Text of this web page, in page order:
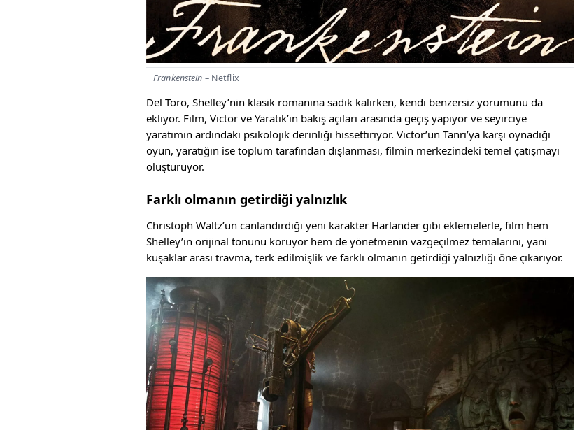
Frankenstein – Netflix
Del Toro, Shelley’nin klasik romanına sadık kalırken, kendi benzersiz yorumunu da
ekliyor. Film, Victor ve Yaratık’ın bakış açıları arasında geçiş yapıyor ve seyirciye
yaratımın ardındaki psikolojik derinliği hissettiriyor. Victor’un Tanrı’ya karşı oynadığı
oyun, yaratığın ise toplum tarafından dışlanması, filmin merkezindeki temel çatışmayı
oluşturuyor.
Farklı olmanın getirdiği yalnızlık
Christoph Waltz’un canlandırdığı yeni karakter Harlander gibi eklemelerle, film hem
Shelley’in orijinal tonunu koruyor hem de yönetmenin vazgeçilmez temalarını, yani
kuşaklar arası travma, terk edilmişlik ve farklı olmanın getirdiği yalnızlığı öne çıkarıyor.